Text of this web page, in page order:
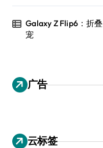
Galaxy Z Flip6：折
宠
广告
云标签